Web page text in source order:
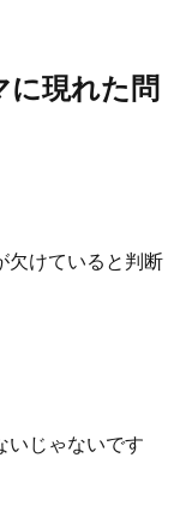
に現れた問
欠けていると判断
いじゃないです